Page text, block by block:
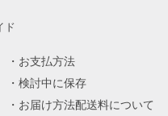
ド
お支払方法
検討中に保存
お届け方法配送料について